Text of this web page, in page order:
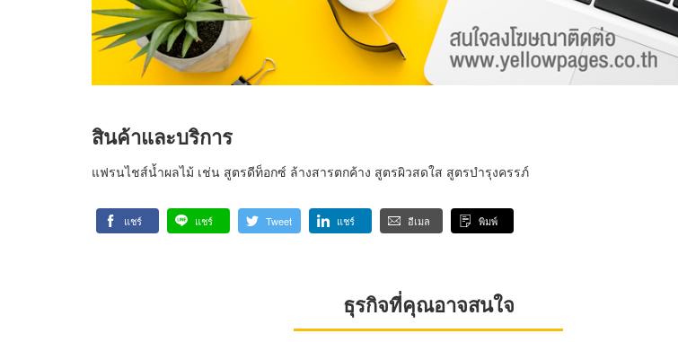
สินค้าและบริการ
แฟรนไชส์น้ำผลไม้ เช่น สูตรดีท็อกซ์ ล้างสารตกค้าง สูตรผิวสดใส สูตรบำรุงครรภ์
แชร์ แชร์ Tweet แชร์ อีเมล พิมพ์
ธุรกิจที่คุณอาจสนใจ